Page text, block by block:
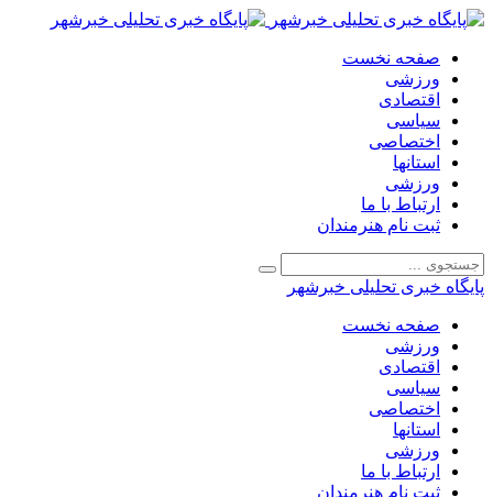
صفحه نخست
ورزشی
اقتصادی
سیاسی
اختصاصی
استانها
ورزشی
ارتباط با ما
ثبت نام هنرمندان
پایگاه خبری تحلیلی خبرشهر
صفحه نخست
ورزشی
اقتصادی
سیاسی
اختصاصی
استانها
ورزشی
ارتباط با ما
ثبت نام هنرمندان